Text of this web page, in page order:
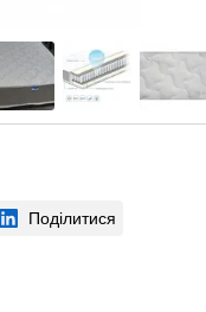
Поділитися